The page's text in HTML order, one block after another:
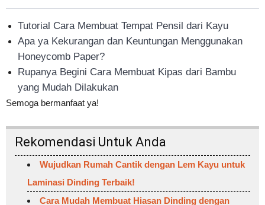
Tutorial Cara Membuat Tempat Pensil dari Kayu
Apa ya Kekurangan dan Keuntungan Menggunakan
Honeycomb Paper?
Rupanya Begini Cara Membuat Kipas dari Bambu
yang Mudah Dilakukan
Semoga bermanfaat ya!
Rekomendasi Untuk Anda
Wujudkan Rumah Cantik dengan Lem Kayu untuk
Laminasi Dinding Terbaik!
Cara Mudah Membuat Hiasan Dinding dengan